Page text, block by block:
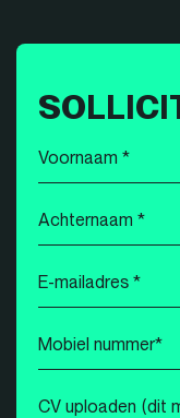
Voornaam
*
Achternaam
*
E-
mailadres
*
Mobiel
nummer
*
CV uploaden (dit